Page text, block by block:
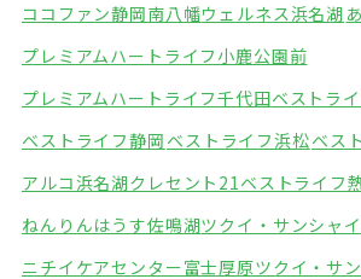
ココファン静岡南八幡ウェルネス浜名湖
プレミアムハートライフ小鹿公園前
プレミアムハートライフ千代田ベストラ
ベストライフ静岡 ベストライフ浜松ベス
アルコ浜名湖クレセント21ベストライフ
ねんりんはうす佐鳴湖ツクイ・サンシャ
ニチイケアセンター富士厚原ツクイ・サ